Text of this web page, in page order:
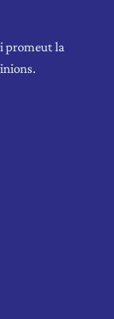
promeut la